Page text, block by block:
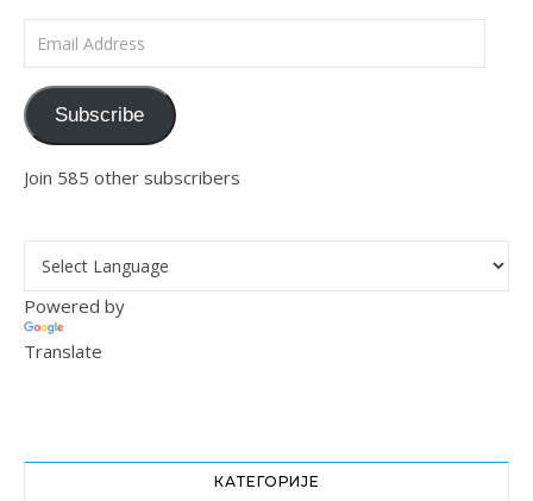
Subscribe
Join 585 other subscribers
Powered by
Translate
КАТЕГОРИЈЕ